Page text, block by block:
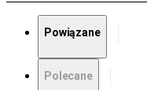
Powiązane
Polecane